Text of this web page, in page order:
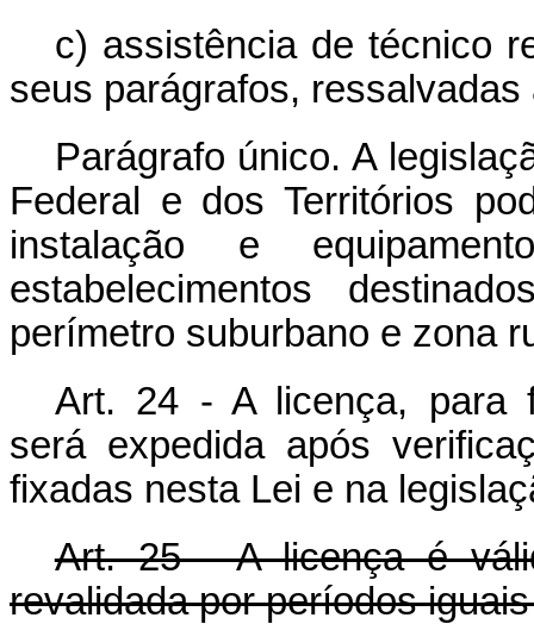
c) assistência de técnico
seus parágrafos,
Parágrafo único. A
Federal e dos Territórios
instalação e
estabelecimentos
perímetro suburbano e zona
Art. 24 - A licença, para
será expedida após
fixadas nesta Lei e na
Art. 25 - A licença é
revalidada por períodos